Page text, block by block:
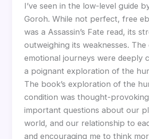
I’ve seen in the low-level guide
Goroh. While not perfect, free
was a Assassin’s Fate read, its
outweighing its weaknesses. The
emotional journeys were deeply
a poignant exploration of the
The book’s exploration of the
condition was thought-
important questions about our
world, and our relationship to
and encouraging me to think